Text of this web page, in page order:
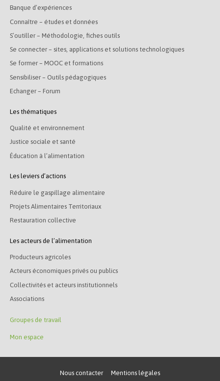
Banque d’expériences
Connaître – études et données
S’outiller – Méthodologie, fiches outils
Se connecter – sites, applications et solutions technologiques
Se former – MOOC et formations
Sensibiliser – Outils pédagogiques
Echanger – Forum
Les thématiques
Qualité et environnement
Justice sociale et santé
Éducation à l’alimentation
Les leviers d’actions
Réduire le gaspillage alimentaire
Projets Alimentaires Territoriaux
Restauration collective
Les acteurs de l’alimentation
Producteurs agricoles
Acteurs économiques privés ou publics
Collectivités et acteurs institutionnels
Associations
Groupes de travail
Mon espace
Nous contacter Mentions légales